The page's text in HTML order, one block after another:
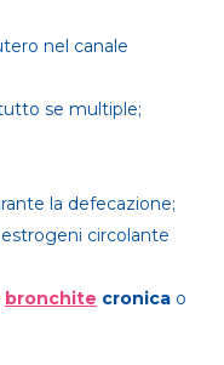
nel canale
se multiple;
la defecazione;
circolante
bronchite cronica o